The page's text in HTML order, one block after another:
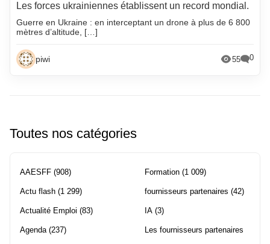
Les forces ukrainiennes établissent un record mondial.
Guerre en Ukraine : en interceptant un drone à plus de 6 800
mètres d’altitude, […]
piwi 55 0
Toutes nos catégories
AAESFF (908)
Actu flash (1 299)
Actualité Emploi (83)
Agenda(237)
Formation (1 009)
fournisseurs partenaires (42)
IA (3)
Les fournisseurs partenaires